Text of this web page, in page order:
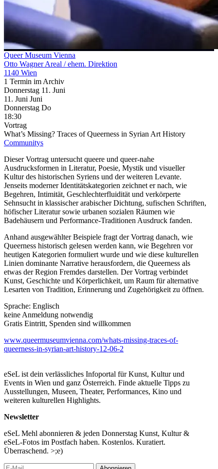
Queer Museum Vienna
Otto Wagner Areal / ehem. Direktion
1140 Wien
1 Termin im Archiv
Donnerstag 11. Juni
11. Juni Juni
Donnerstag Do
18:30
Vortrag
What’s Missing? Traces of Queerness in Syrian Art History
Communitys
Dieser Vortrag untersucht queere und queer-nahe
Ausdrucksformen in Literatur, Poesie, Mystik und visueller
Kultur des historischen Syriens und der weiteren Levante.
Jenseits moderner Identitätskategorien zeichnet er nach, wie
Begehren, Intimität, Geschlechterfluidität und verkörperte
Sehnsucht in klassischer arabischer Dichtung, sufischen Schriften,
höfischer Literatur sowie urbanen sozialen Räumen wie
Badehäusern und Performance-Traditionen Ausdruck fanden.
Anhand ausgewählter Beispiele fragt der Vortrag danach, wie
Queerness historisch gelesen werden kann, wie Begehren vor
heutigen Kategorien formuliert wurde und wie diese kulturellen
Linien dominante Narrative herausfordern, die Queerness als
etwas der Region Fremdes darstellen. Der Vortrag verbindet
Kunst, Geschichte und Körperlichkeit, um Raum für alternative
Lesarten von Tradition, Erinnerung und Zugehörigkeit zu öffnen.
Sprache: Englisch
keine Anmeldung notwendig
Gratis Eintritt, Spenden sind willkommen
www.queermuseumvienna.com/whats-missing-traces-of-
queerness-in-syrian-art-history-12-06-2
eSeL ist dein verlässliches Infoportal für Kunst, Kultur und
Events in Wien und ganz Österreich. Finde aktuelle Tipps zu
Ausstellungen, Museen, Theater, Performances, Kino und
weiteren kulturellen Highlights.
Newsletter
eSeL Mehl abonnieren & jeden Donnerstag Kunst, Kultur &
eSeL-Fotos im Postfach haben. Kostenlos. Kuratiert.
Überraschend. >;e)